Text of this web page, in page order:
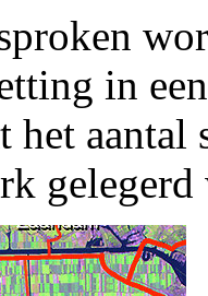
in
het
gelegerd